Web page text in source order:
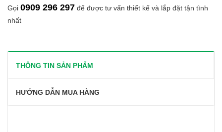
Gọi 0909 296 297 để được tư vấn thiết kế và lắp đặt tận tình
nhất
THÔNG TIN SẢN PHẨM
HƯỚNG DẪN MUA HÀNG